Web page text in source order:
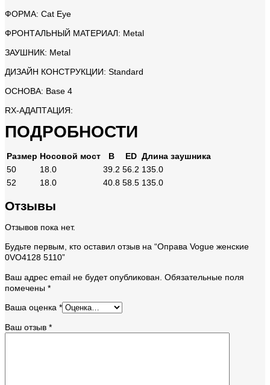
ФОРМА: Cat Eye
ФРОНТАЛЬНЫЙ МАТЕРИАЛ: Metal
ЗАУШНИК: Metal
ДИЗАЙН КОНСТРУКЦИИ: Standard
ОСНОВА: Base 4
RX-АДАПТАЦИЯ:
ПОДРОБНОСТИ
Размер Носовой мост B ED Длина заушника
50
18.0 39.2 56.2 135.0
52
18.0 40.8 58.5 135.0
Отзывы
Отзывов пока нет.
Будьте первым, кто оставил отзыв на “Оправа Vogue женские
0VO4128 5110”
Ваш адрес email не будет опубликован. Обязательные поля
помечены *
Ваша оценка *
Ваш отзыв *